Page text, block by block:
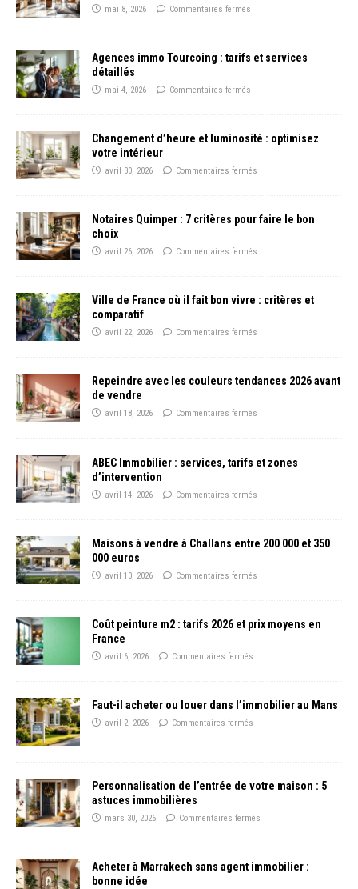
mai 8, 2026 Commentaires fermés
Agences immo Tourcoing : tarifs et services
détaillés
mai 4, 2026 Commentaires fermés
Changement d’heure et luminosité : optimisez
votre intérieur
avril 30, 2026 Commentaires fermés
Notaires Quimper : 7 critères pour faire le bon
choix
avril 26, 2026 Commentaires fermés
Ville de France où il fait bon vivre : critères et
comparatif
avril 22, 2026 Commentaires fermés
Repeindre avec les couleurs tendances 2026 avant
de vendre
avril 18, 2026 Commentaires fermés
ABEC Immobilier : services, tarifs et zones
d’intervention
avril 14, 2026 Commentaires fermés
Maisons à vendre à Challans entre 200 000 et 350
000 euros
avril 10, 2026 Commentaires fermés
Coût peinture m2 : tarifs 2026 et prix moyens en
France
avril 6, 2026 Commentaires fermés
Faut-il acheter ou louer dans l’immobilier au Mans
avril 2, 2026 Commentaires fermés
Personnalisation de l’entrée de votre maison : 5
astuces immobilières
mars 30, 2026 Commentaires fermés
Acheter à Marrakech sans agent immobilier :
bonne idée